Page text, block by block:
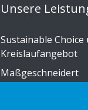
Unsere
Sustainable Choice
Kreislaufangebot
Maßgeschneidert